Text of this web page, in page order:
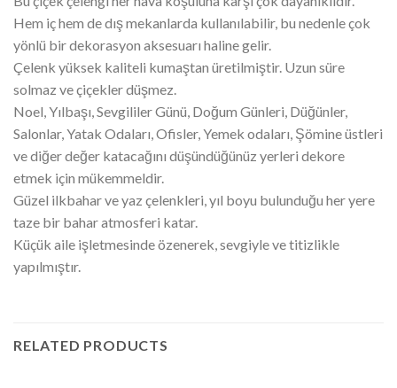
Hem iç hem de dış mekanlarda kullanılabilir, bu nedenle çok
yönlü bir dekorasyon aksesuarı haline gelir.
Çelenk yüksek kaliteli kumaştan üretilmiştir. Uzun süre
solmaz ve çiçekler düşmez.
Noel, Yılbaşı, Sevgililer Günü, Doğum Günleri, Düğünler,
Salonlar, Yatak Odaları, Ofisler, Yemek odaları, Şömine üstleri
ve diğer değer katacağını düşündüğünüz yerleri dekore
etmek için mükemmeldir.
Güzel ilkbahar ve yaz çelenkleri, yıl boyu bulunduğu her yere
taze bir bahar atmosferi katar.
Küçük aile işletmesinde özenerek, sevgiyle ve titizlikle
yapılmıştır.
RELATED PRODUCTS